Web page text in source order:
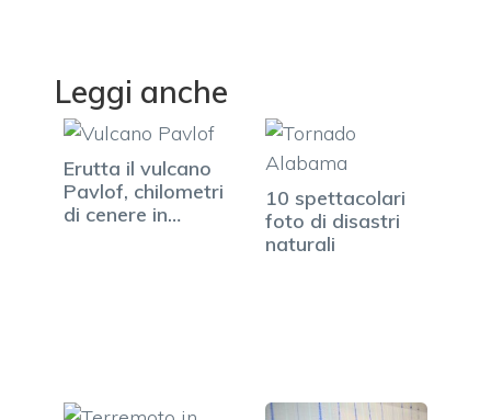
Leggi anche
Erutta il vulcano
Pavlof, chilometri
di cenere in…
10 spettacolari
foto di disastri
naturali